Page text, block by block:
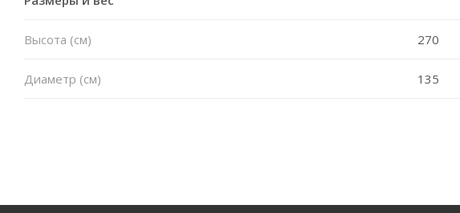
Высота (см) 270
Диаметр (см) 135